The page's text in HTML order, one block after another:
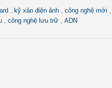
kỹ xảo điện ảnh công nghệ mới
công nghệ lưu trữ ADN